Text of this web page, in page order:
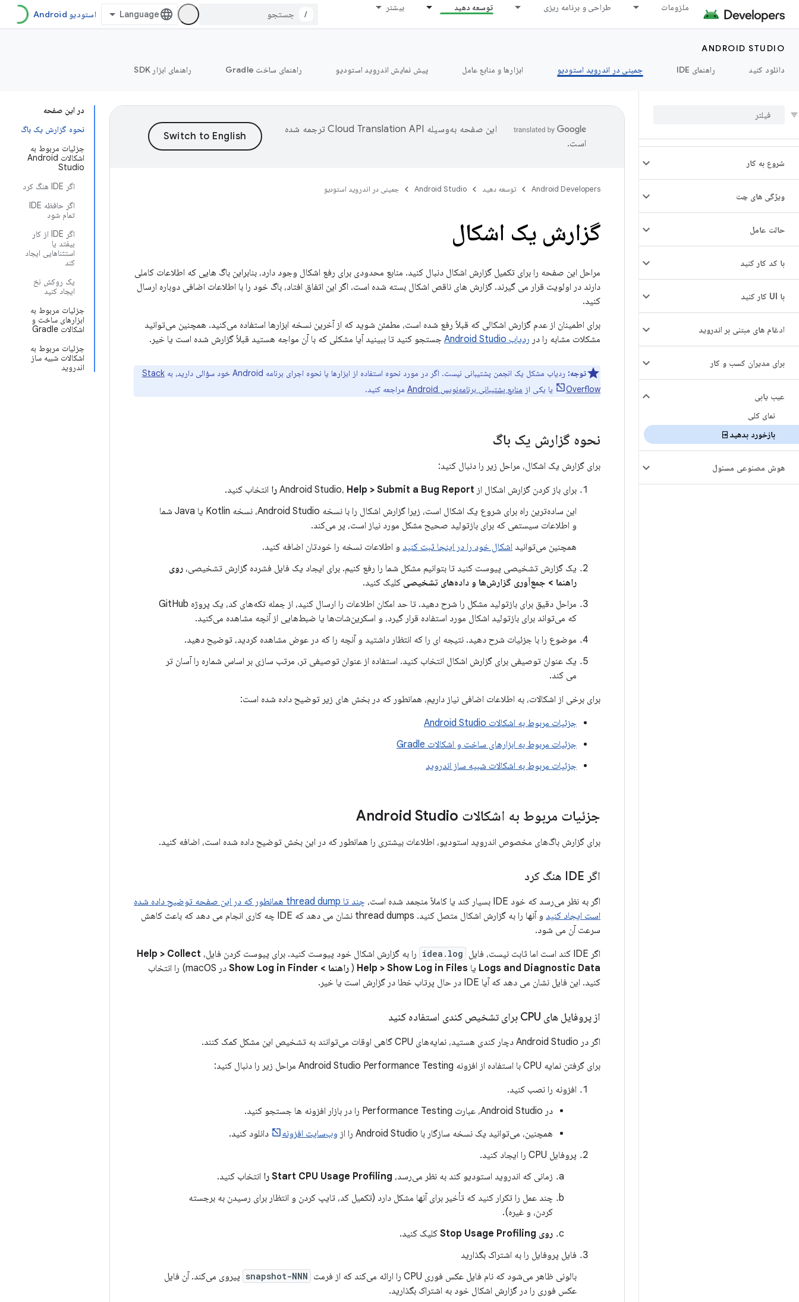
ملزومات طراحی و برنامه ریزی توسعه دهید بیشتر
/ استودیو Android
ANDROID STUDIO
دانلود کنید
راهنمای IDE جمینی در اندروید استودیو ابزارها و منابع عامل پیش نمایش اندروید استودیو راهنمای ساخت Gradle راهنمای ابزار SDK
شروع به کار
ویژگی های چت
حالت عامل
با کد کار کنید
با UI کار کنید
ادغام های مبتنی بر اندروید
برای مدیران کسب و کار
عیب یابی
نمای کلی
بازخورد بدهید ⍈
هوش مصنوعی مسئول
در این صفحه
نحوه گزارش یک باگ
جزئیات مربوط به
اشکالات Android
Studio
اگر IDE هنگ کرد
اگر حافظه IDE
تمام شود
اگر IDE از کار
بیفتد یا
استثناهایی ایجاد
کند
یک روکش نخ
ایجاد کنید
جزئیات مربوط به
ابزارهای ساخت و
اشکالات Gradle
جزئیات مربوط به
اشکالات شبیه ساز
اندروید
این صفحه به‌وسیله
ترجمه شده
است.
Android Developers توسعه دهید Android Studio جمینی در اندروید استودیو
گزارش یک اشکال
مراحل این صفحه را برای تکمیل گزارش اشکال دنبال کنید. منابع محدودی برای رفع اشکال وجود دارد، بنابراین باگ هایی که اطلاعات کاملی
دارند در اولویت قرار می گیرند. گزارش های ناقص اشکال بسته شده است. اگر این اتفاق افتاد، باگ خود را با اطلاعات اضافی دوباره ارسال
کنید.
برای اطمینان از عدم گزارش اشکالی که قبلاً رفع شده است، مطمئن شوید که از آخرین نسخه ابزارها استفاده می‌کنید. همچنین می‌توانید
مشکلات مشابه را در ردیاب Android Studio جستجو کنید تا ببینید آیا مشکلی که با آن مواجه هستید قبلاً گزارش شده است یا خیر.
توجه: ردیاب مشکل یک انجمن پشتیبانی نیست. اگر در مورد نحوه استفاده از ابزارها یا نحوه اجرای برنامه Android خود سؤالی دارید، به
Stack
Overflow
یا یکی از منابع پشتیبانی برنامه‌نویس Android مراجعه کنید.
نحوه گزارش یک باگ
برای گزارش یک اشکال، مراحل زیر را دنبال کنید:
برای باز کردن گزارش اشکال از Android Studio، Help > Submit a Bug Report را
انتخاب کنید.
این ساده‌ترین راه برای شروع یک اشکال است، زیرا گزارش اشکال را با نسخه Android Studio، نسخه Kotlin یا Java شما
و اطلاعات سیستمی که برای بازتولید صحیح مشکل مورد نیاز است، پر می‌کند.
همچنین می‌توانید اشکال خود را در اینجا ثبت کنید و اطلاعات نسخه را خودتان اضافه کنید.
یک گزارش تشخیصی پیوست کنید تا بتوانیم مشکل شما را رفع کنیم. برای ایجاد یک فایل فشرده گزارش تشخیصی، روی
راهنما > جمع‌آوری گزارش‌ها و داده‌های تشخیصی کلیک کنید.
مراحل دقیق برای بازتولید مشکل را شرح دهید. تا حد امکان اطلاعات را ارسال کنید، از جمله تکه‌های کد، یک پروژه GitHub
که می‌تواند برای بازتولید اشکال مورد استفاده قرار گیرد، و اسکرین‌شات‌ها یا ضبط‌هایی از آنچه مشاهده می‌کنید.
موضوع را با جزئیات شرح دهید. نتیجه ای را که انتظار داشتید و آنچه را که در عوض مشاهده کردید، توضیح دهید.
یک عنوان توصیفی برای گزارش اشکال انتخاب کنید. استفاده از عنوان توصیفی تر، مرتب سازی بر اساس شماره را آسان تر
می کند.
برای برخی از اشکالات، به اطلاعات اضافی نیاز داریم، همانطور که در بخش های زیر توضیح داده شده است:
جزئیات مربوط به اشکالات Android Studio
جزئیات مربوط به ابزارهای ساخت و اشکالات Gradle
جزئیات مربوط به اشکالات شبیه ساز اندروید
جزئیات مربوط به اشکالات Android Studio
برای گزارش باگ‌های مخصوص اندروید استودیو، اطلاعات بیشتری را همانطور که در این بخش توضیح داده شده است، اضافه کنید.
اگر IDE هنگ کرد
اگر به نظر می‌رسد که خود IDE بسیار کند یا کاملاً منجمد شده است،
چند تا thread dump همانطور که در این صفحه توضیح داده شده
است ایجاد کنید
و آنها را به گزارش اشکال متصل کنید. thread dumps نشان می دهد که IDE چه کاری انجام می دهد که باعث کاهش
سرعت آن می شود.
اگر IDE کند است اما ثابت نیست، فایل
idea.log را به گزارش اشکال خود پیوست کنید. برای پیوست کردن فایل، Help > Collect
Logs and Diagnostic Data یا Help > Show Log in Files
( راهنما > Show Log in Finder
در macOS) را انتخاب
کنید. این فایل نشان می دهد که آیا IDE در حال پرتاب خطا در گزارش است یا خیر.
از پروفایل های CPU برای تشخیص کندی استفاده کنید
اگر در Android Studio دچار کندی هستید، نمایه‌های CPU گاهی اوقات می‌توانند به تشخیص این مشکل کمک کنند.
برای گرفتن نمایه CPU با استفاده از افزونه Android Studio Performance Testing مراحل زیر را دنبال کنید:
افزونه را نصب کنید.
در Android Studio، عبارت Performance Testing را در بازار افزونه ها جستجو کنید.
همچنین، می‌توانید یک نسخه سازگار با Android Studio را از
وب‌سایت افزونه
دانلود کنید.
پروفایل CPU را ایجاد کنید.
زمانی که اندروید استودیو کند به نظر می‌رسد، Start CPU Usage Profiling را
انتخاب کنید.
چند عمل را تکرار کنید که تأخیر برای آنها مشکل دارد (تکمیل کد، تایپ کردن و انتظار برای رسیدن به برجسته
کردن، و غیره).
روی Stop Usage Profiling
کلیک کنید.
فایل پروفایل را به اشتراک بگذارید
بالونی ظاهر می‌شود که نام فایل عکس فوری CPU را ارائه می‌کند که از فرمت
snapshot-NNN پیروی می‌کند. آن فایل
عکس فوری را در گزارش اشکال خود به اشتراک بگذارید.